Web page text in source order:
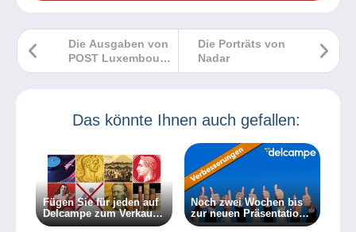
Die Porträts von
Nadar
Die Ausgaben von
POST Luxembourg
im Mai 2025
Das könnte Ihnen auch gefallen:
Fügen Sie für jeden auf
Delcampe zum Verkauf
eingestellten Artikel
Noch zwei Wochen bis
zur neuen Präsentation
Ihrer Artikellisten!